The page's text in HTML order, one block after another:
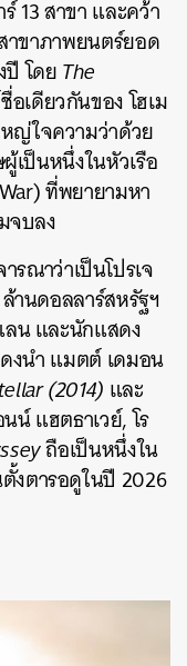
13 สาขา และคว้า
าขาภาพยนตร์ยอด
โดยThe
เดียวกันของ โฮเม
ญ่ใจความว่าด้วย
เป็นหนึ่งในหัวเรือ
ที่พยายามหา
จบลง
ณาว่าเป็นโปรเจ
านดอลลาร์สหรัฐฯ
น และนักแสดง
งนำ แมตต์ เดมอน
(2014) และ
แฮตธาเวย์, โร
ถือเป็นหนึ่งใน
ตารอดูในปี 2026